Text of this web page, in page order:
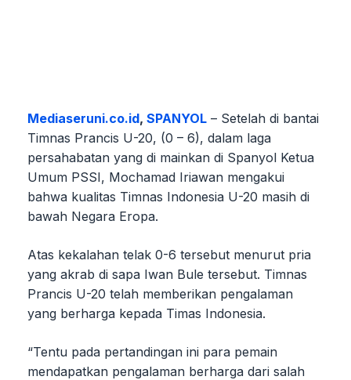
Mediaseruni.co.id, SPANYOL – Setelah di bantai
Timnas Prancis U-20, (0 – 6), dalam laga
persahabatan yang di mainkan di Spanyol Ketua
Umum PSSI, Mochamad Iriawan mengakui
bahwa kualitas Timnas Indonesia U-20 masih di
bawah Negara Eropa.
Atas kekalahan telak 0-6 tersebut menurut pria
yang akrab di sapa Iwan Bule tersebut. Timnas
Prancis U-20 telah memberikan pengalaman
yang berharga kepada Timas Indonesia.
“Tentu pada pertandingan ini para pemain
mendapatkan pengalaman berharga dari salah